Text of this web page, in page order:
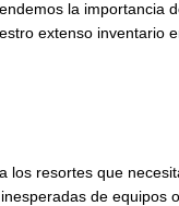
la importancia
extenso inventario
resortes que
de equipos